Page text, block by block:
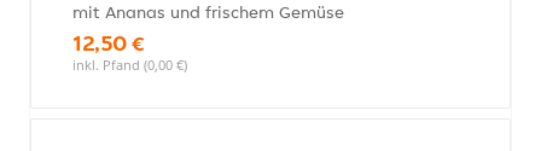
mit Ananas und frischem Gemüse
12,50 €
inkl. Pfand (0,00 €)